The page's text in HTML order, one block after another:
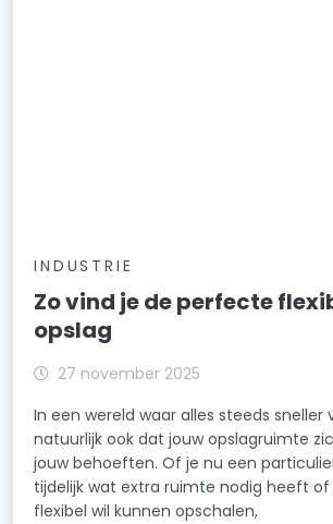
INDUSTRIE
Zo vind je de perfecte
opslag
27 november 2025
In een wereld waar alles steeds sneller
natuurlijk ook dat jouw opslagruimte
jouw behoeften. Of je nu een
tijdelijk wat extra ruimte nodig heeft
flexibel wil kunnen opschalen,